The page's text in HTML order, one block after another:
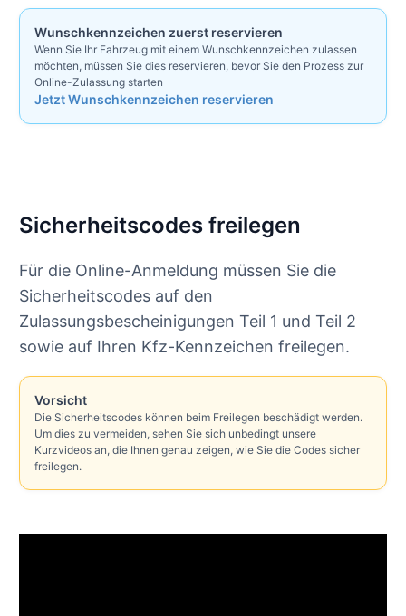
Wunschkennzeichen zuerst reservieren
Wenn Sie Ihr Fahrzeug mit einem Wunschkennzeichen zulassen
möchten, müssen Sie dies reservieren, bevor Sie den Prozess zur
Online-Zulassung starten
Jetzt Wunschkennzeichen reservieren
Sicherheitscodes freilegen
Für die Online-Anmeldung müssen Sie die
Sicherheitscodes auf den
Zulassungsbescheinigungen Teil 1 und Teil 2
sowie auf Ihren Kfz-Kennzeichen freilegen.
Vorsicht
Die Sicherheitscodes können beim Freilegen beschädigt werden.
Um dies zu vermeiden, sehen Sie sich unbedingt unsere
Kurzvideos an, die Ihnen genau zeigen, wie Sie die Codes sicher
freilegen.